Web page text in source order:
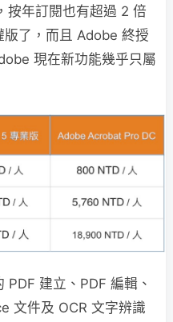
按年訂閱也有超過 2 倍
了，而且 Adobe 終授
現在新功能幾乎只屬
建立、PDF 編輯、
文件及 OCR 文字辨識